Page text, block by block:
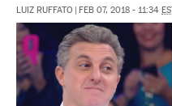
LUIZ RUFFATO | FEB 07, 2018 - 11:34